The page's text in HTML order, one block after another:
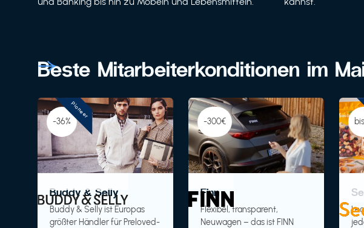
Beste Mitarbeiterkonditionen im
-36%
Buddy & Selly
Buddy & Selly ist Europas
größter Händler für Preloved-
Pioneer
-300€
Finn
Flexibel, transparent,
Neuwagen – das ist FINN